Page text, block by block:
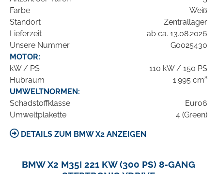
Farbe
Weiß
Standort
Zentrallager
Lieferzeit
ab ca. 13.08.2026
Unsere Nummer
G0025430
MOTOR:
kW / PS
110 kW / 150 PS
Hubraum
1.995 cm³
UMWELTNORMEN:
Schadstoffklasse
Euro6
Umweltplakette
4 (Green)
DETAILS ZUM BMW X2 ANZEIGEN
BMW X2 M35I 221 KW (300 PS) 8-GANG